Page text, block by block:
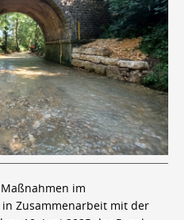
im
Zusammenarbeit mit der